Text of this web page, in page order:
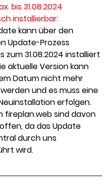
bis 31.08.2024
installierbar:
kann über den
Update-Prozess
zum 31.08.2024 installiert
aktuelle Version kann
Datum nicht mehr
und es muss eine
erfolgen.
fireplan.web sind davon
da das Update
durch uns
wird.